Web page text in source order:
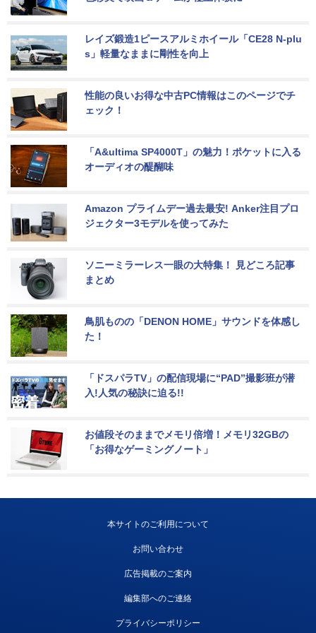
レイズ鍛造1ピースアルミホイール「CE28 N-plu
s」軽量なままに剛性を向上
性能の良いお得な中古PC情報はこのページでチ
ェック！
「A&ultima SP4000T」の魅力！ポケットに入る
オーディオの醍醐味
Amazon プライムデー過去最安! Anker注目プロ
ジェクター3モデルを使ってみた
ソニーミラーレス一眼の大特集！ 見どころ記事
まとめ
鳥肌ものの「DENON HOME」サウンドを体感し
た！
「ドスパラTV」の配信現場に“PAD”撮影班が潜
入!人気の秘訣に迫る!!
お値段そのままでメモリ倍増！メモリ32GBの
「お得なゲーミングノート」
本サイトのご利用について
お問い合わせ
広告掲載のご案内
編集部へのご連絡
プライバシーポリシー